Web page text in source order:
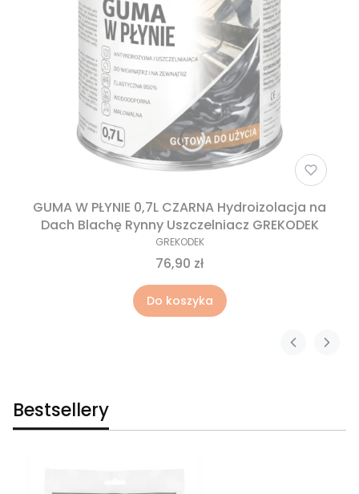
GUMA W PŁYNIE 0,7L CZARNA Hydroizolacja na
Dach Blachę Rynny Uszczelniacz GREKODEK
GREKODEK
76,90 zł
Do koszyka
Bestsellery